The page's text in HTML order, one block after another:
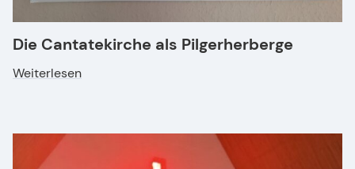
Die Cantatekirche als Pilgerherberge
Weiterlesen